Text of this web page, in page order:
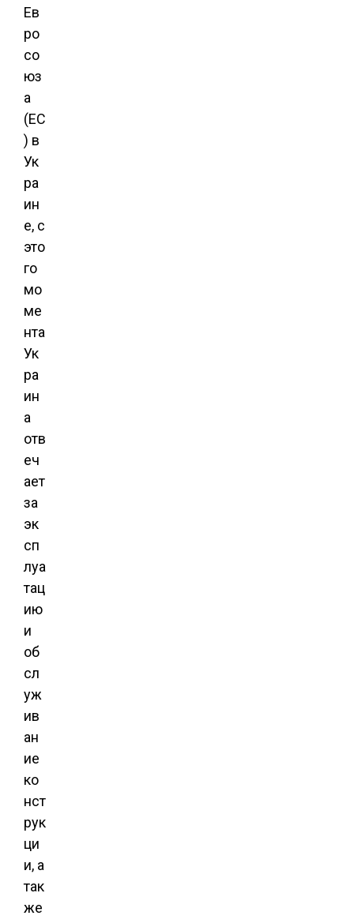
Ев
ро
со
юз
а
(ЕС
) в
Ук
ра
ин
е, с
это
го
мо
ме
нта
Ук
ра
ин
а
отв
еч
ает
за
эк
сп
луа
тац
ию
и
об
сл
уж
ив
ан
ие
ко
нст
рук
ци
и, а
так
же